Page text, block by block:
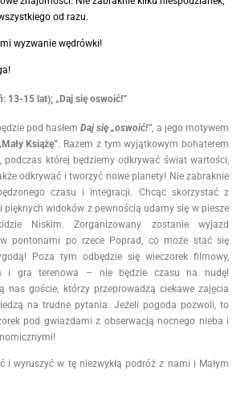
od razu.
wyzwanie wędrówki!
13-15 lat); „Daj się oswoić!”
pod hasłemDaj się „oswoić!”, a jego motywem
Książę”. Razem z tym wyjątkowym bohaterem
podczas której będziemy odkrywać świat wartości,
odkrywać i tworzyć nowe planety! Nie zabraknie
czasu i integracji. Chcąc skorzystać z
widoków z pewnością udamy się w piesze
Niskim. Zorganizowany zostanie wyjazd
pontonami po rzece Poprad, co może stać się
Poza tym odbędzie się wieczorek filmowy,
i gra terenowa – nie będzie czasu na nudę!
nas goście, którzy przeprowadzą ciekawe zajęcia
na trudne pytania. Jeżeli pogoda pozwoli, to
pod gwiazdami z obserwacją nocnego nieba i
i wyruszyć w tę niezwykłą podróż z nami i Małym